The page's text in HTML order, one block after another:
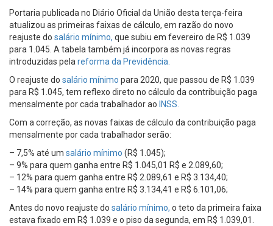
Portaria publicada no Diário Oficial da União desta terça-feira
atualizou as primeiras faixas de cálculo, em razão do novo
reajuste do salário mínimo, que subiu em fevereiro de R$ 1.039
para 1.045. A tabela também já incorpora as novas regras
introduzidas pela reforma da Previdência.
O reajuste do salário mínimo para 2020, que passou de R$ 1.039
para R$ 1.045, tem reflexo direto no cálculo da contribuição paga
mensalmente por cada trabalhador ao INSS.
Com a correção, as novas faixas de cálculo da contribuição paga
mensalmente por cada trabalhador serão:
– 7,5% até um salário mínimo (R$ 1.045);
– 9% para quem ganha entre R$ 1.045,01 R$ e 2.089,60;
– 12% para quem ganha entre R$ 2.089,61 e R$ 3.134,40;
– 14% para quem ganha entre R$ 3.134,41 e R$ 6.101,06;
Antes do novo reajuste do salário mínimo, o teto da primeira faixa
estava fixado em R$ 1.039 e o piso da segunda, em R$ 1.039,01.